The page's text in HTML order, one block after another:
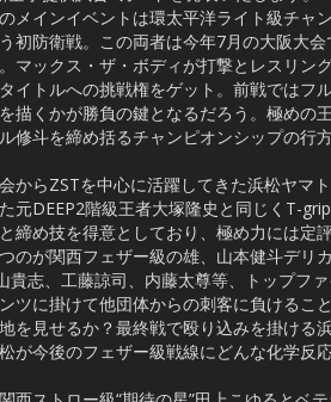
メインイベントは環太平洋ライト級チ
初防衛戦。この両者は今年7月の大阪大
マックス・ザ・ボディが打撃とレスリン
イトルへの挑戦権をゲット。前戦ではフ
描くかが勝負の鍵となるだろう。極めの
修斗を締め括るチャンピオンシップの行
からZSTを中心に活躍してきた浜松ヤマ
元DEEP2階級王者大塚隆史と同じくT-
締め技を得意としており、極め力には定
のが関西フェザー級の雄、山本健斗デリ
貴志、工藤諒司、内藤太尊等、トップフ
ツに掛けて他団体からの刺客に負けるこ
を見せるか？最終戦で殴り込みを掛ける
が今後のフェザー級戦線にどんな化学反